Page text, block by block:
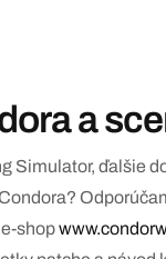
a
Simulator, ďalšie
shop